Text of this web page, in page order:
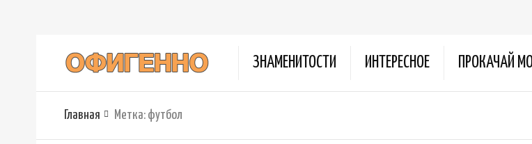
ЗНАМЕНИТОСТИ ИНТЕРЕСНОЕ ПРОКАЧАЙ
Главная Метка: футбол